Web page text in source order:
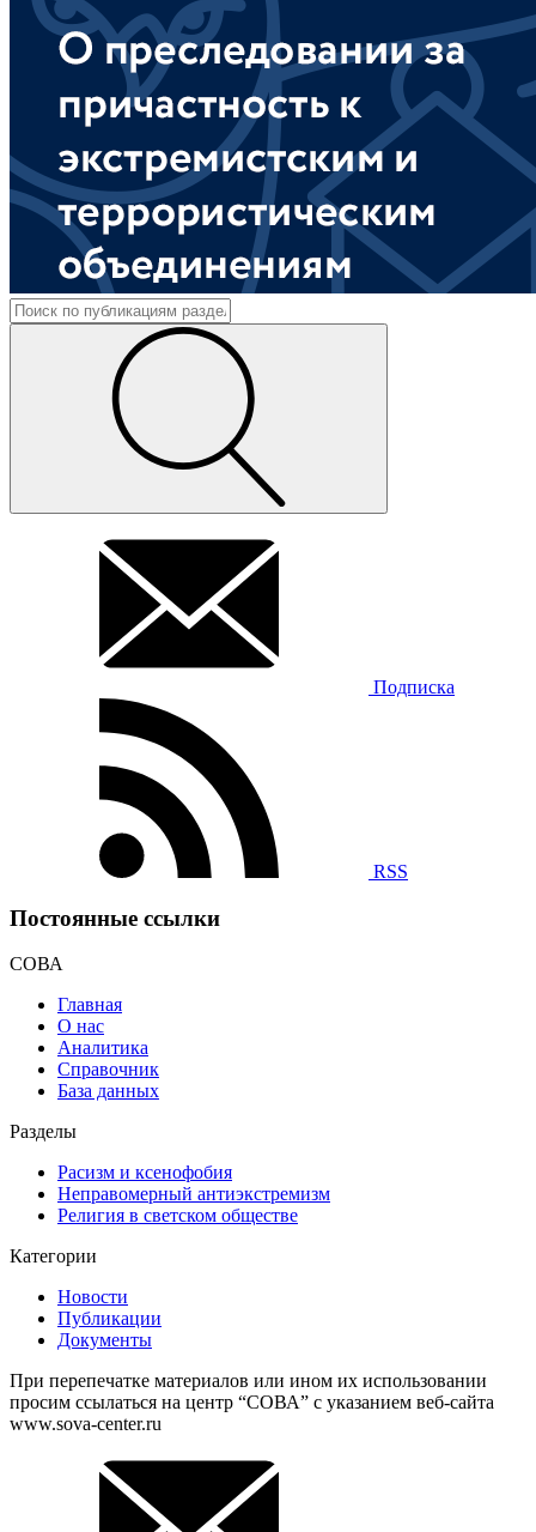
Подписка
RSS
Постоянные ссылки
СОВА
Главная
О нас
Аналитика
Справочник
База данных
Разделы
Расизм и ксенофобия
Неправомерный антиэкстремизм
Религия в светском обществе
Категории
Новости
Публикации
Документы
При перепечатке материалов или ином их использовании
просим ссылаться на центр “СОВА” с указанием веб-сайта
www.sova-center.ru